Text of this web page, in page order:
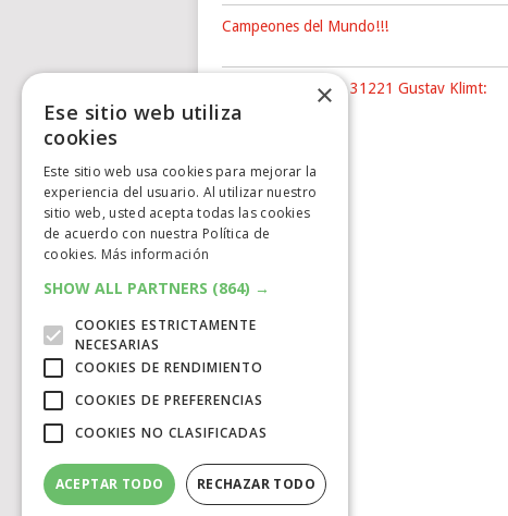
Campeones del Mundo!!!
Nuevo LEGO® Art 31221 Gustav Klimt:
The …
×
Ese sitio web utiliza
cookies
Este sitio web usa cookies para mejorar la
experiencia del usuario. Al utilizar nuestro
sitio web, usted acepta todas las cookies
de acuerdo con nuestra Política de
cookies. Más información
SHOW ALL PARTNERS (864) →
COOKIES ESTRICTAMENTE
NECESARIAS
COOKIES DE RENDIMIENTO
COOKIES DE PREFERENCIAS
COOKIES NO CLASIFICADAS
ACEPTAR TODO RECHAZAR TODO